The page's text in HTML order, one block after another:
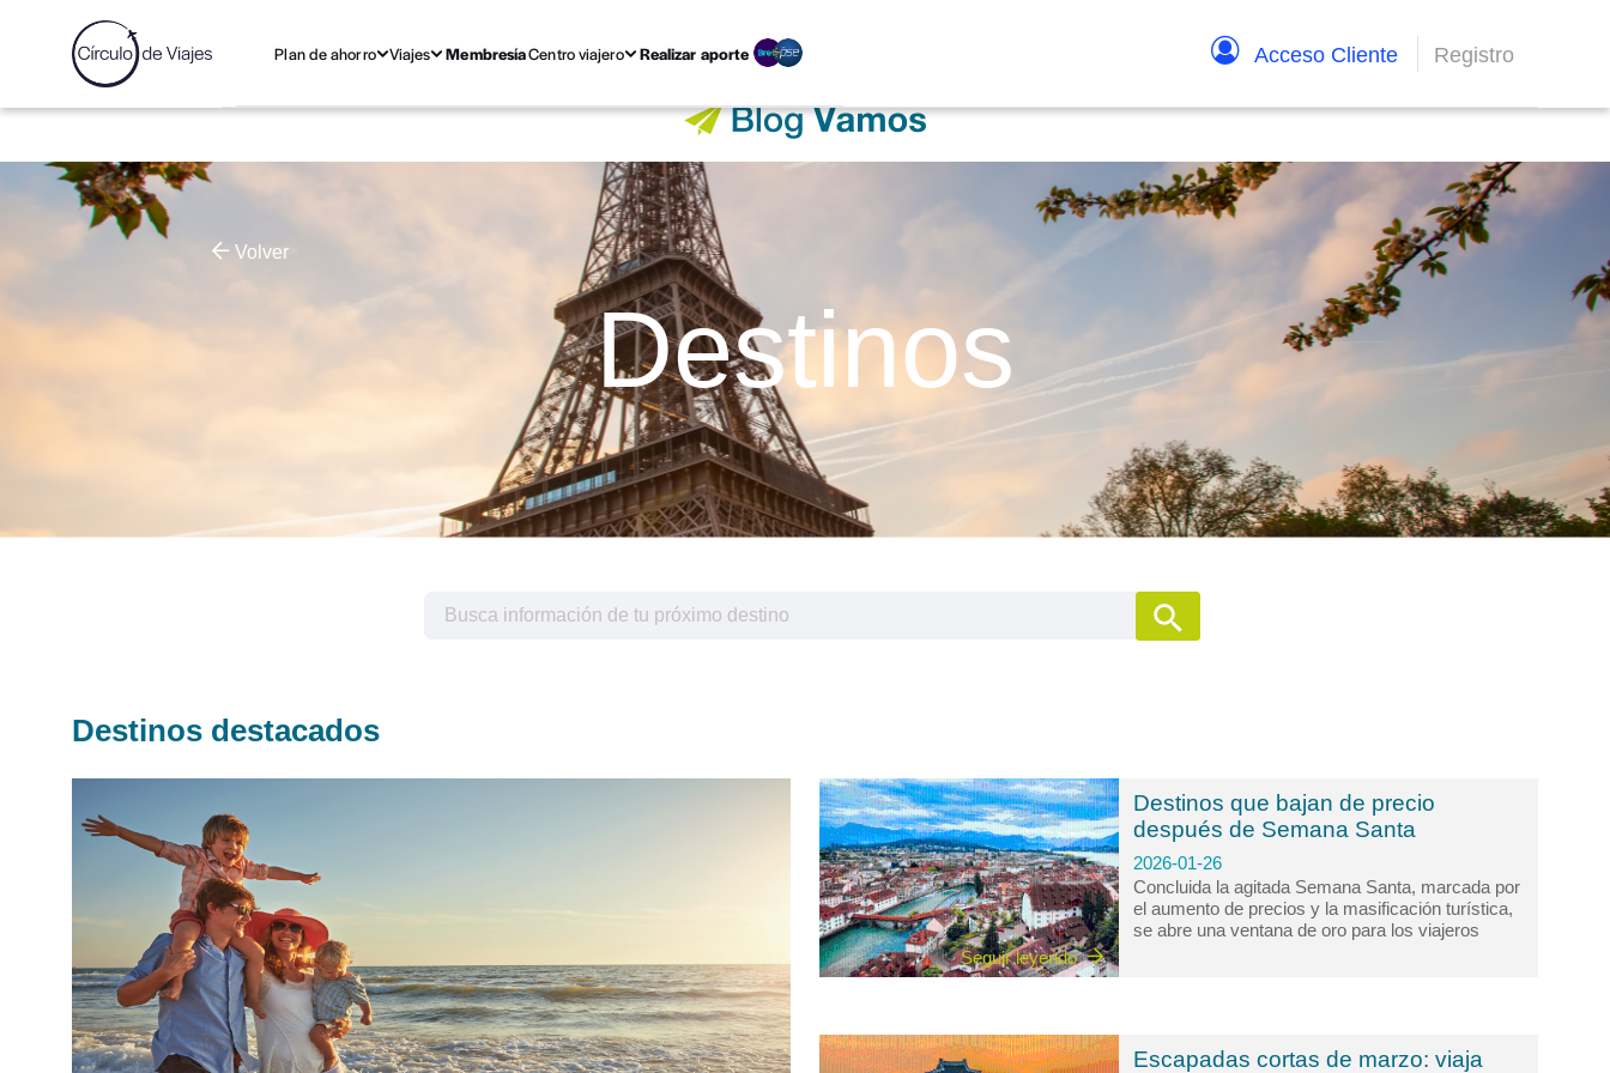
Plan de ahorro Viajes MembresíaCentro viajero Realizar aporte Acceso Cliente Registro
Volver
Destinos
Destinos destacados
Seguir leyendo
Destinos que bajan de precio
después de Semana Santa
2026-01-26
Concluida la agitada Semana Santa, marcada por
el aumento de precios y la masificación turística,
se abre una ventana de oro para los viajeros
este periodo, que abarca principalmente los
Escapadas cortas de marzo: viaja